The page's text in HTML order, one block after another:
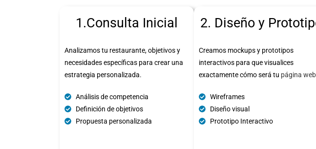
1.Consulta Inicial
Analizamos tu restaurante, objetivos y
necesidades específicas para crear una
estrategia personalizada.
Análisis de competencia
Definición de objetivos
Propuesta personalizada
2. Diseño y
Creamos mockups y prototipos
interactivos para que visualices
exactamente cómo será tu página web
Wireframes
Diseño visual
Prototipo Interactivo